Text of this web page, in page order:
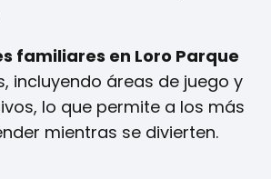
familiares en Loro Parque
incluyendo áreas de juego y
lo que permite a los más
mientras se divierten.